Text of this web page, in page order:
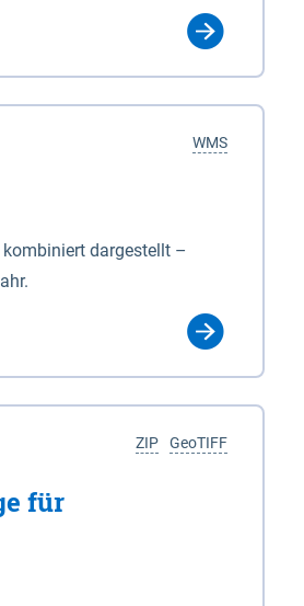
Widmung "2.Deichlinie" ist
Abs.3 NDG). Ein Bauwerk
durch Verordnung
WMS
dargestellt –
GeoTIFF
ZIP
für